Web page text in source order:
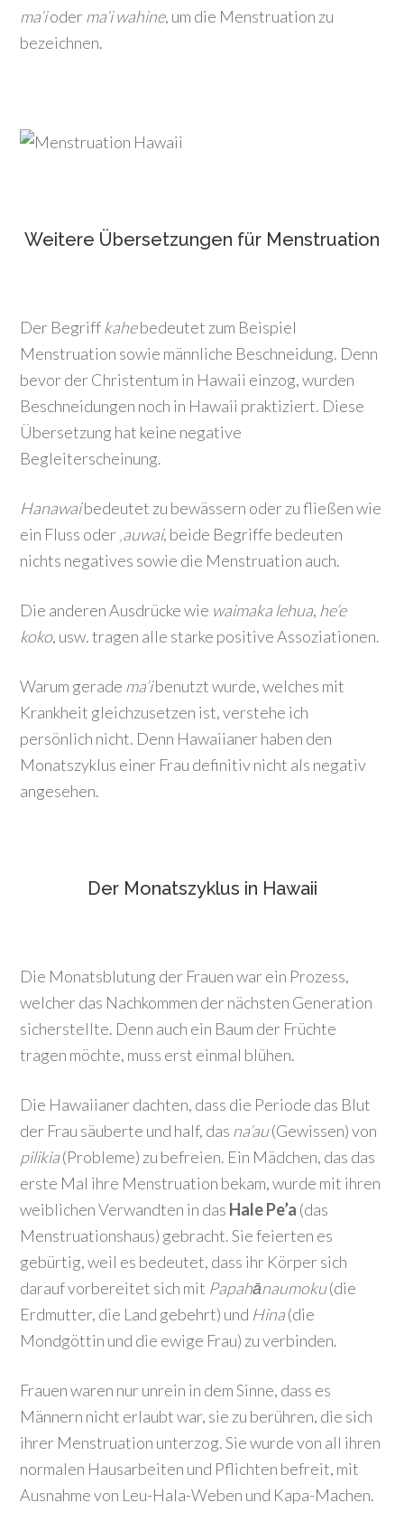
ma’ioderma’i wahine, um die Menstruation zu
bezeichnen.
Weitere Übersetzungen für Menstruation
Der Begriff kahebedeutet zum Beispiel
Menstruation sowie männliche Beschneidung. Denn
bevor der Christentum in Hawaii einzog, wurden
Beschneidungen noch in Hawaii praktiziert. Diese
Übersetzung hat keine negative
Begleiterscheinung.
Hanawaibedeutet zu bewässern oder zu fließen wie
ein Fluss oder ‚auwai, beide Begriffe bedeuten
nichts negatives sowie die Menstruation auch.
Die anderen Ausdrücke wie waimaka lehua, he’e
koko, usw. tragen alle starke positive Assoziationen.
Warum gerade ma’ibenutzt wurde, welches mit
Krankheit gleichzusetzen ist, verstehe ich
persönlich nicht. Denn Hawaiianer haben den
Monatszyklus einer Frau definitiv nicht als negativ
angesehen.
Der Monatszyklus in Hawaii
Die Monatsblutung der Frauen war ein Prozess,
welcher das Nachkommen der nächsten Generation
sicherstellte. Denn auch ein Baum der Früchte
tragen möchte, muss erst einmal blühen.
Die Hawaiianer dachten, dass die Periode das Blut
der Frau säuberte und half, das na’au(Gewissen) von
pilikia(Probleme) zu befreien. Ein Mädchen, das das
erste Mal ihre Menstruation bekam, wurde mit ihren
weiblichen Verwandten in das Hale Pe’a (das
Menstruationshaus) gebracht. Sie feierten es
gebürtig, weil es bedeutet, dass ihr Körper sich
darauf vorbereitet sich mit Papahānaumoku(die
Erdmutter, die Land gebehrt) und Hina(die
Mondgöttin und die ewige Frau) zu verbinden.
Frauen waren nur unrein in dem Sinne, dass es
Männern nicht erlaubt war, sie zu berühren, die sich
ihrer Menstruation unterzog. Sie wurde von all ihren
normalen Hausarbeiten und Pflichten befreit, mit
Ausnahme von Leu-Hala-Weben und Kapa-Machen.